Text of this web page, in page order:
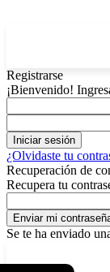
Registrarse
¡Bienvenido!
¿Olvidaste tu
Recuperación de
Recupera tu
Se te ha enviado